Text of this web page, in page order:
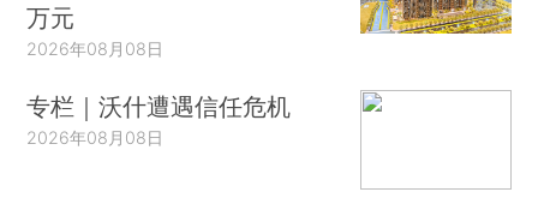
万元
2026年08月08日
专栏｜沃什遭遇信任危机
2026年08月08日